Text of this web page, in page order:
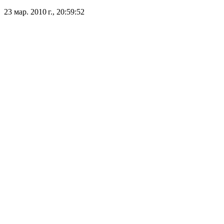
23 мар. 2010 г., 20:59:52